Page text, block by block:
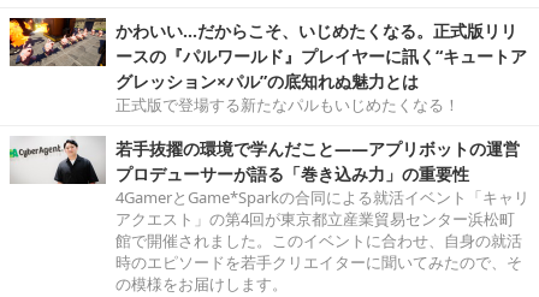
かわいい…だからこそ、いじめたくなる。正式版リリ
ースの『パルワールド』プレイヤーに訊く“キュートア
グレッション×パル”の底知れぬ魅力とは
正式版で登場する新たなパルもいじめたくなる！
若手抜擢の環境で学んだこと――アプリボットの運営
プロデューサーが語る「巻き込み力」の重要性
4GamerとGame*Sparkの合同による就活イベント「キャリ
アクエスト」の第4回が東京都立産業貿易センター浜松町
館で開催されました。このイベントに合わせ、自身の就活
時のエピソードを若手クリエイターに聞いてみたので、そ
の模様をお届けします。